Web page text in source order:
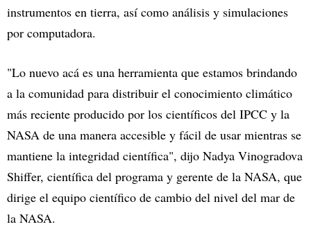
instrumentos en tierra, así como análisis y simulaciones
por computadora.
"Lo nuevo acá es una herramienta que estamos brindando
a la comunidad para distribuir el conocimiento climático
más reciente producido por los científicos del IPCC y la
NASA de una manera accesible y fácil de usar mientras se
mantiene la integridad científica", dijo Nadya Vinogradova
Shiffer, científica del programa y gerente de la NASA, que
dirige el equipo científico de cambio del nivel del mar de
la NASA.